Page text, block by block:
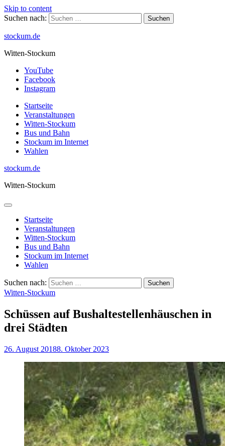
Skip to content
Suchen nach:
stockum.de
Witten-Stockum
YouTube
Facebook
Instagram
Startseite
Veranstaltungen
Witten-Stockum
Bus und Bahn
Stockum im Internet
Wahlen
stockum.de
Witten-Stockum
Startseite
Veranstaltungen
Witten-Stockum
Bus und Bahn
Stockum im Internet
Wahlen
Suchen nach:
Witten-Stockum
Schüssen auf Bushaltestellenhäuschen in
drei Städten
26. August 20188. Oktober 2023